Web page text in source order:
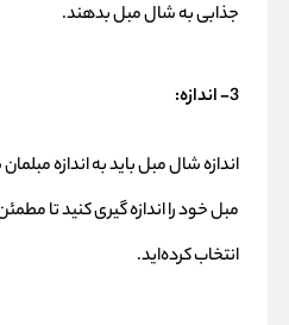
جذابی به شال مبل بدهند.
3- اندازه:
اندازه شال مبل باید به اندازه
مبل خود را اندازه گیری کنید تا
انتخاب کرده‌اید.